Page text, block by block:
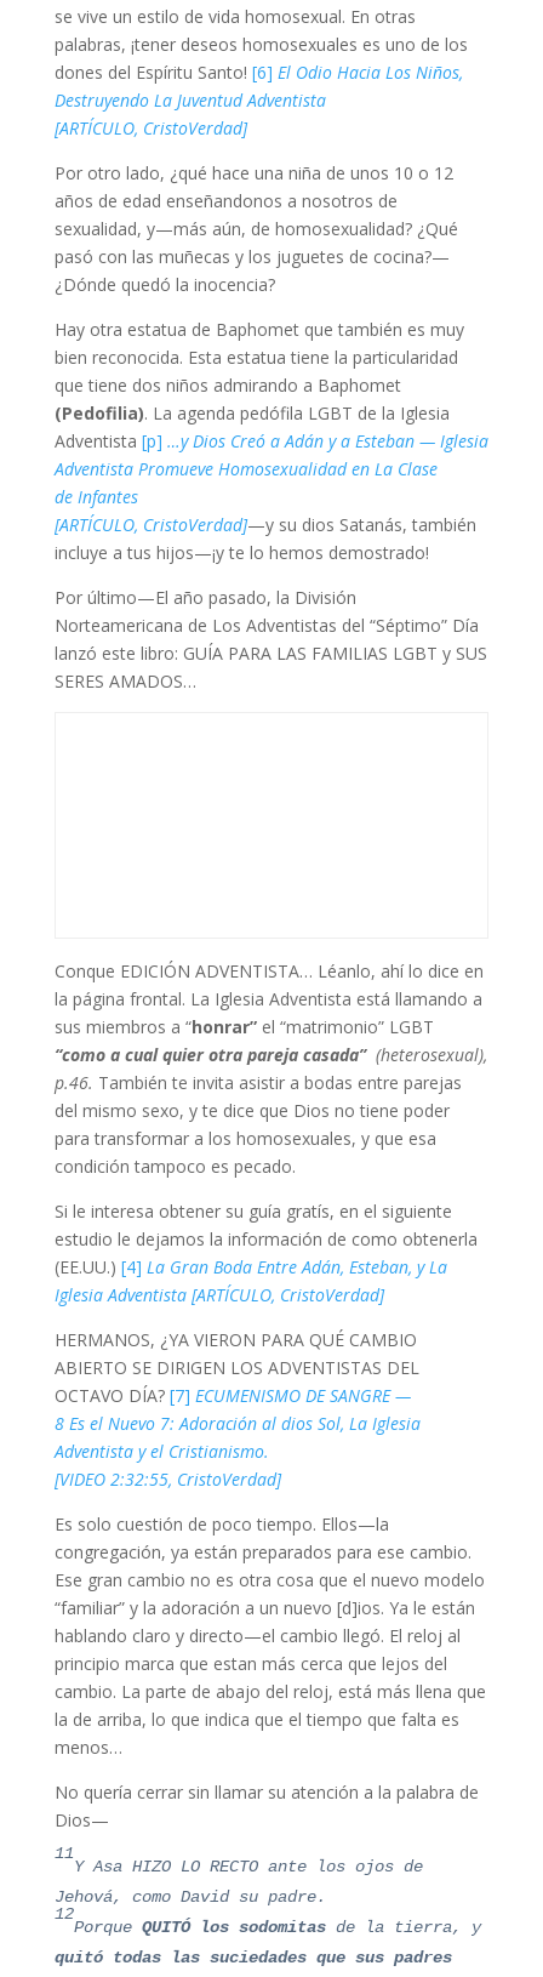
se vive un estilo de vida homosexual. En otras
palabras, ¡tener deseos homosexuales es uno de los
dones del Espíritu Santo! [6] El Odio Hacia Los Niños,
Destruyendo La Juventud Adventista
[ARTÍCULO, CristoVerdad]
Por otro lado, ¿qué hace una niña de unos 10 o 12
años de edad enseñandonos a nosotros de
sexualidad, y—más aún, de homosexualidad? ¿Qué
pasó con las muñecas y los juguetes de cocina?—
¿Dónde quedó la inocencia?
Hay otra estatua de Baphomet que también es muy
bien reconocida. Esta estatua tiene la particularidad
que tiene dos niños admirando a Baphomet
(Pedofilia). La agenda pedófila LGBT de la Iglesia
Adventista [p] …y Dios Creó a Adán y a Esteban — Iglesia
Adventista Promueve Homosexualidad en La Clase
de Infantes
[ARTÍCULO, CristoVerdad]—y su dios Satanás, también
incluye a tus hijos—¡y te lo hemos demostrado!
Por último—El año pasado, la División
Norteamericana de Los Adventistas del “Séptimo” Día
lanzó este libro: GUÍA PARA LAS FAMILIAS LGBT y SUS
SERES AMADOS…
Conque EDICIÓN ADVENTISTA… Léanlo, ahí lo dice en
la página frontal. La Iglesia Adventista está llamando a
sus miembros a “honrar”el “matrimonio” LGBT
“como a cual quier otra pareja casada” (heterosexual),
p.46. También te invita asistir a bodas entre parejas
del mismo sexo, y te dice que Dios no tiene poder
para transformar a los homosexuales, y que esa
condición tampoco es pecado.
Si le interesa obtener su guía gratís, en el siguiente
estudio le dejamos la información de como obtenerla
(EE.UU.) [4] La Gran Boda Entre Adán, Esteban, y La
Iglesia Adventista [ARTÍCULO, CristoVerdad]
HERMANOS, ¿YA VIERON PARA QUÉ CAMBIO
ABIERTO SE DIRIGEN LOS ADVENTISTAS DEL
OCTAVO DÍA? [7] ECUMENISMO DE SANGRE —
8 Es el Nuevo 7: Adoración al dios Sol, La Iglesia
Adventista y el Cristianismo.
[VIDEO 2:32:55, CristoVerdad]
Es solo cuestión de poco tiempo. Ellos—la
congregación, ya están preparados para ese cambio.
Ese gran cambio no es otra cosa que el nuevo modelo
“familiar” y la adoración a un nuevo [d]ios. Ya le están
hablando claro y directo—el cambio llegó. El reloj al
principio marca que estan más cerca que lejos del
cambio. La parte de abajo del reloj, está más llena que
la de arriba, lo que indica que el tiempo que falta es
menos…
No quería cerrar sin llamar su atención a la palabra de
Dios—
11
Y Asa HIZO LO RECTO ante los ojos de
Jehová, como David su padre.
12
Porque QUITÓ los sodomitas de la tierra, y
quitó todas las suciedades que sus padres